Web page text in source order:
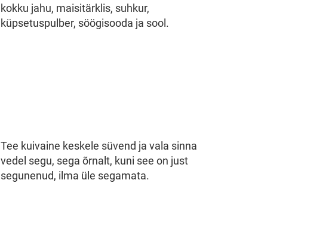
kokku jahu, maisitärklis, suhkur,
küpsetuspulber, söögisooda ja sool.
Tee kuivaine keskele süvend ja vala sinna
vedel segu, sega õrnalt, kuni see on just
segunenud, ilma üle segamata.